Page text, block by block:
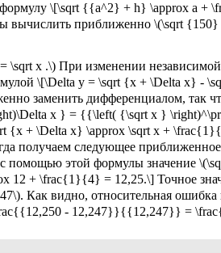
\[\sqrt {{a^2} + h} \approx a +
вычислить приближенно \(\sqrt {150}
\sqrt x .\) При изменении
\[\Delta y = \sqrt {x + \Delta x} -
заменить дифференциалом, так
x } = {{\left( {\sqrt x }
{x + \Delta x} \approx \sqrt x +
получаем следующее
этой формулы значение
+ \frac{1}{4} = 12,25.\] Точное
Как видно, относительная
- 12,247}}{{12,247}} =